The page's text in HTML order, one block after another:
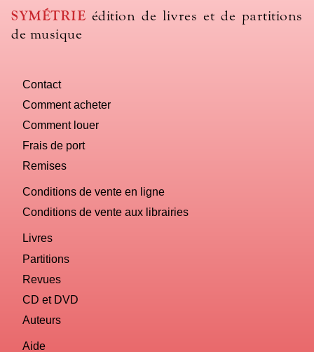
SYMÉTRIE édition de livres et de partitions
de musique
Contact
Comment acheter
Comment louer
Frais de port
Remises
Conditions de vente en ligne
Conditions de vente aux librairies
Livres
Partitions
Revues
CD et DVD
Auteurs
Aide